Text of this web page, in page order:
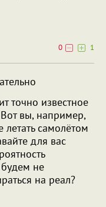
0
1
точно известное
вы, например,
летать самолётом
для вас
будем не
на реал?